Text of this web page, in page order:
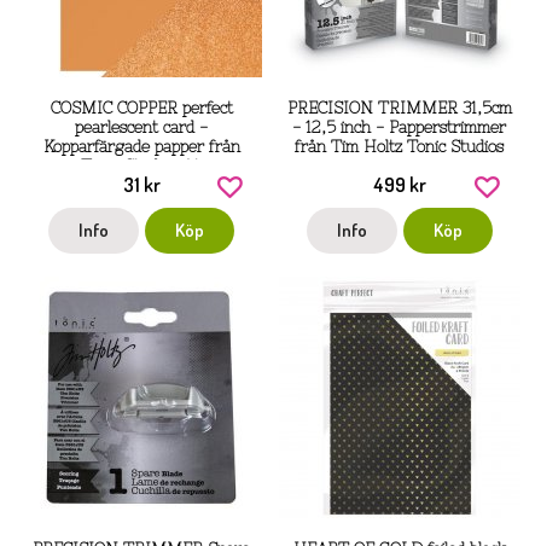
COSMIC COPPER perfect
pearlescent card -
Kopparfärgade papper från
31 kr
Info Köp
PRECISION TRIMMER 31,5cm
- 12,5 inch - Papperstrimmer
från Tim Holtz Tonic Studios
499 kr
Info Köp